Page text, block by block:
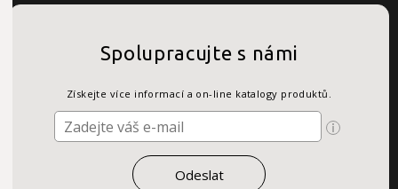
Spolupracujte s námi
Získejte více informací a on-line katalogy produktů.